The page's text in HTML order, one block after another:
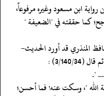
ابن مسعود وغيره مرفوعاً،
كما حققته في "الضعيفة "
المنذري قد أورد الحديث-
34) :
".
الله "، وسكت عنه! فما أحسن؛